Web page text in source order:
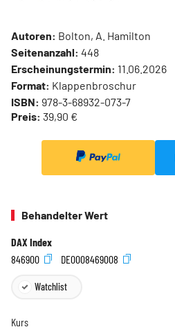
Autoren: Bolton, A. Hamilton
Seitenanzahl: 448
Erscheinungstermin: 11.06.2026
Format: Klappenbroschur
ISBN: 978-3-68932-073-7
Preis: 39,90 €
Behandelter Wert
DAX Index
846900
DE0008469008
Watchlist
Kurs